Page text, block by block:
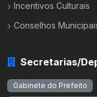
Incentivos Culturais
Conselhos
Secretarias/
Gabinete do Prefeito